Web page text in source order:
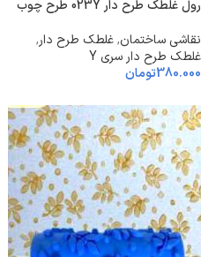
رول غلطک طرح دار 023Y طرح چوب
نقاشی ساختمان,غلطک طرح دار,
غلطک طرح دار سری Y
380.000تومان